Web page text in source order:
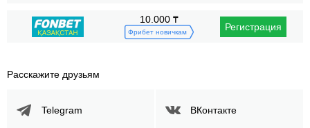
10.000 ₸
Фрибет новичкам Регистрация
Расскажите друзьям
Telegram ВКонтакте